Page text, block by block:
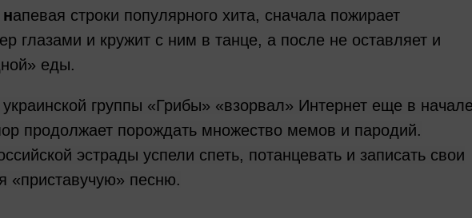
апевая строки популярного хита, сначала пожирает
глазами и кружит с ним в танце, а после не оставляет и
еды.
группы «Грибы» «взорвал» Интернет еще в
продолжает порождать множество мемов и пародий.
эстрады успели спеть, потанцевать и записать свои
«приставучую» песню.